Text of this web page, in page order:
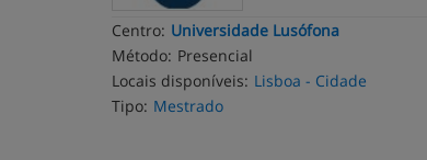
Centro: Universidade Lusófona
Método: Presencial
Locais disponíveis: Lisboa - Cidade
Tipo: Mestrado